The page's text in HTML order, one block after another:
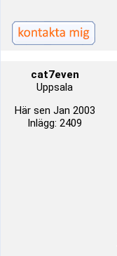
cat7even
Uppsala
Här sen Jan 2003
Inlägg: 2409